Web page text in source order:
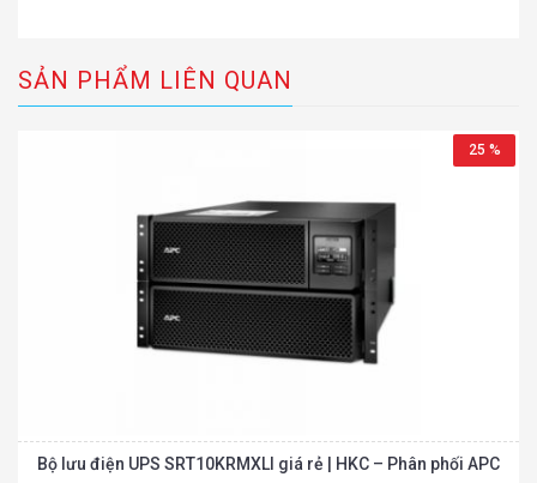
SẢN PHẨM LIÊN QUAN
25 %
Bộ lưu điện UPS SRT10KRMXLI giá rẻ | HKC – Phân phối APC